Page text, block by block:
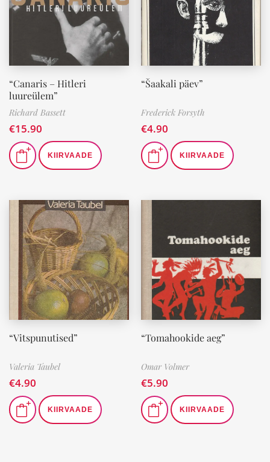
“Canaris – Hitleri
luureülem”
Richard Bassett
€15.90
KIIRVAADE
“Šaakali päev”
Frederick Forsyth
€4.90
KIIRVAADE
“Vitspunutised”
Valeria Taubel
€4.90
KIIRVAADE
“Tomahookide aeg”
Omar Volmer
€5.90
KIIRVAADE